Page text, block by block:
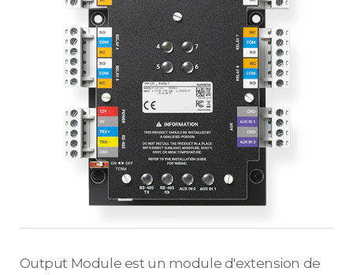
Output Module est un module d'extension de